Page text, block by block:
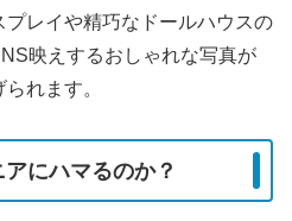
レイや精巧なドールハウスの
映えするおしゃれな写真が
れます。
にハマるのか？